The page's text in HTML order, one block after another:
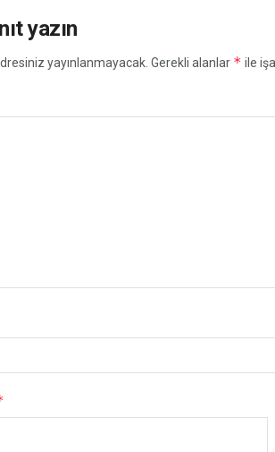
yazın
yayınlanmayacak. Gerekli alanlar * ile